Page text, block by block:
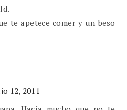
te apetece comer y un beso
12, 2011